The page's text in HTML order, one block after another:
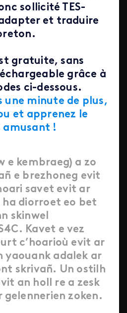
sollicité TES-
et traduire
gratuite, sans
grâce à
ci-dessous.
une minute de plus,
et apprenez le
amusant !
e kembraeg) a zo
e brezhoneg evit
savet evit ar
diorroet eo bet
skinwel
Kavet e vez
c’hoarioù evit ar
yaouank adalek ar
skrivañ. Un ostilh
an holl re a zesk
gelennerien zoken.